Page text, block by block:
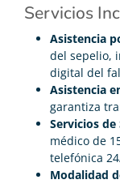
Servicios
Asistencia
del sepelio,
digital del
Asistencia
garantiza
Servicios
médico de
telefónica
Modalidad